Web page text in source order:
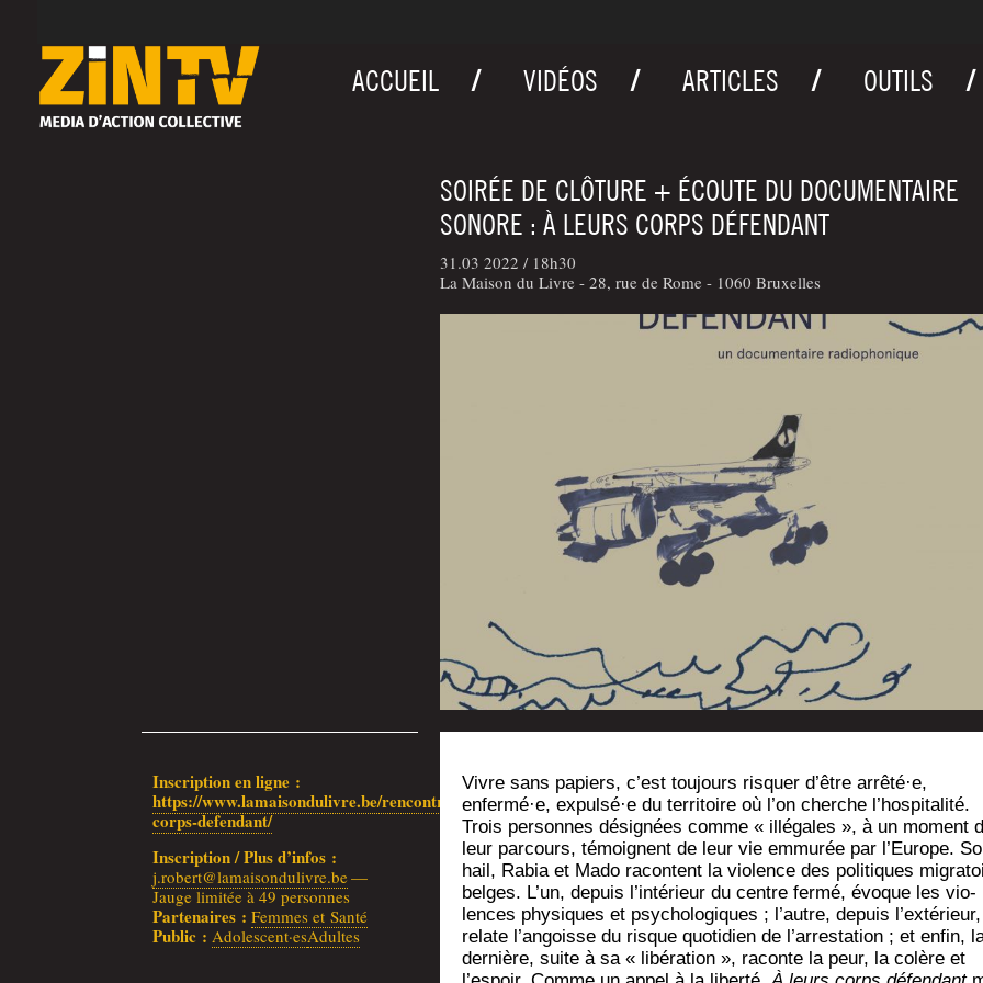
ACCUEIL VIDÉOS ARTICLES OUTILS
SOIRÉE DE CLÔTURE + ÉCOUTE DU DOCUMENTAIRE
SONORE : À LEURS CORPS DÉFENDANT
31.03 2022 / 18h30
La Maison du Livre - 28, rue de Rome - 1060 Bruxelles
Ins­crip­tion en ligne :
https://www.lamaisondulivre.be/rencontre/a‑leurs-
corps-defendant/
Ins­crip­tion / Plus d’in­fos :
j.robert@lamaisondulivre.be—
Jauge limi­tée à 49 personnes
Par­te­naires :Femmes et Santé
Public :Adolescent·esAdultes
Vivre sans papiers, c’est tou­jours ris­quer d’être arrêté·e,
enfermé·e, expulsé·e du ter­ri­toire où l’on cherche l’hospitalité.
Trois per­sonnes dési­gnées comme « illé­gales », à un moment
leur par­cours, témoignent de leur vie emmu­rée par l’Europe.
hail, Rabia et Mado racontent la vio­lence des poli­tiques
belges. L’un, depuis l’intérieur du centre fer­mé, évoque les vio­
lences phy­siques et psy­cho­lo­giques ; l’autre, depuis l’extérieur,
relate l’angoisse du risque quo­ti­dien de l’arrestation ; et enfin,
der­nière, suite à sa « libé­ra­tion », raconte la peur, la colère et